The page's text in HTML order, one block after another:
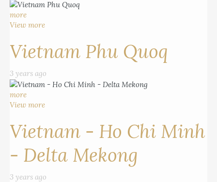
more
View more
Vietnam Phu Quoq
3 years ago
more
View more
Vietnam - Ho Chi Minh
- Delta Mekong
3 years ago